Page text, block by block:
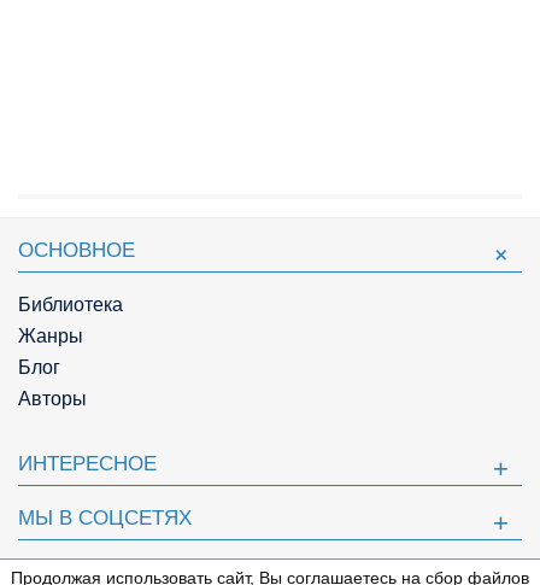
ОСНОВНОЕ
Библиотека
Жанры
Блог
Авторы
ИНТЕРЕСНОЕ
МЫ В СОЦСЕТЯХ
ПОЛЕЗНОЕ
Продолжая использовать сайт, Вы соглашаетесь на сбор файлов